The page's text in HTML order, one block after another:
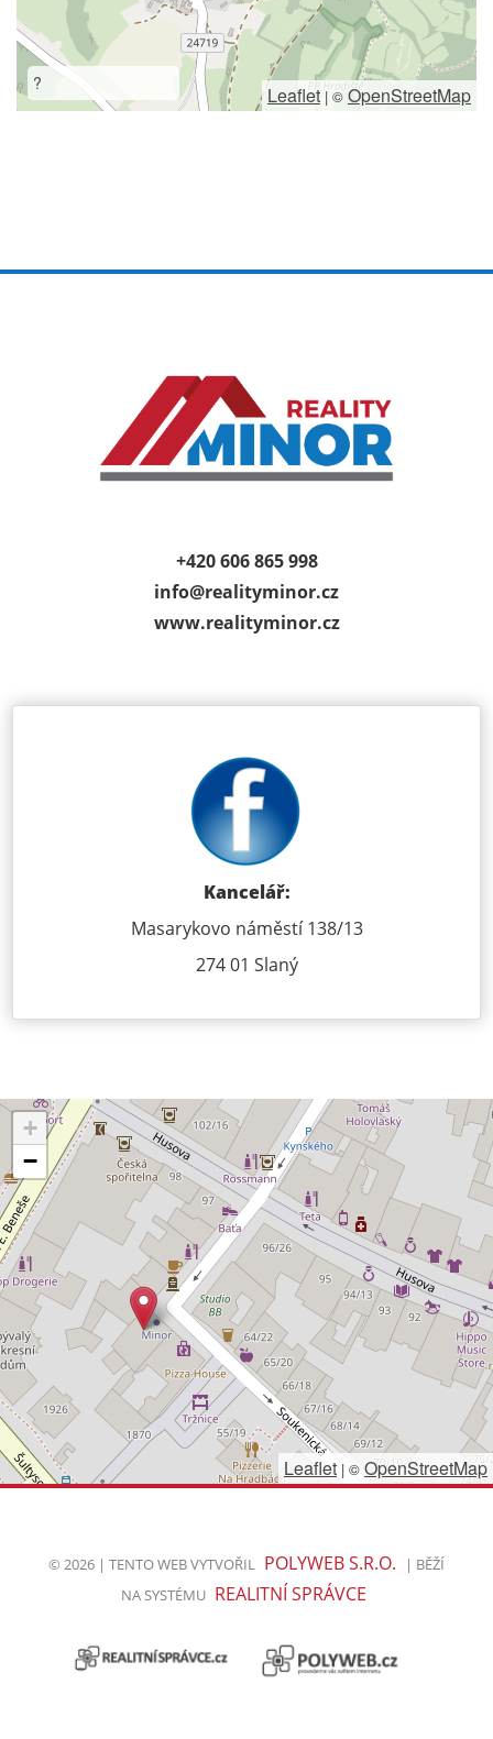
? Leaflet |©OpenStreetMap
+420 606 865 998
info@realityminor.cz
www.realityminor.cz
Kancelář:
Masarykovo náměstí 138/13
274 01 Slaný
+
−
Leaflet | © OpenStreetMap
© 2026 | TENTO WEB VYTVOŘIL POLYWEB S.R.O.
| BĚŽÍ
NA SYSTÉMU REALITNÍ SPRÁVCE